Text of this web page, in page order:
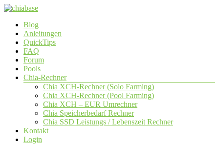
Zum
springen
chiabase
CHIA
Info-
Community
Seite
Menü
Blog
Anleitungen
QuickTips
FAQ
Forum
Pools
Chia-Rechner
Chia XCH-Rechner (Solo Farming)
Chia XCH-Rechner (Pool Farming)
Chia XCH – EUR Umrechner
Chia Speicherbedarf Rechner
Chia SSD Leistungs / Lebenszeit Rechner
Kontakt
Login